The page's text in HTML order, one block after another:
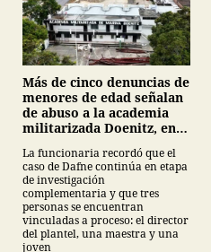
Más de cinco denuncias de
menores de edad señalan
de abuso a la academia
militarizada Doenitz, en
La funcionaria recordó que el
caso de Dafne continúa en etapa
de investigación
complementaria y que tres
personas se encuentran
vinculadas a proceso: el director
del plantel, una maestra y una
joven